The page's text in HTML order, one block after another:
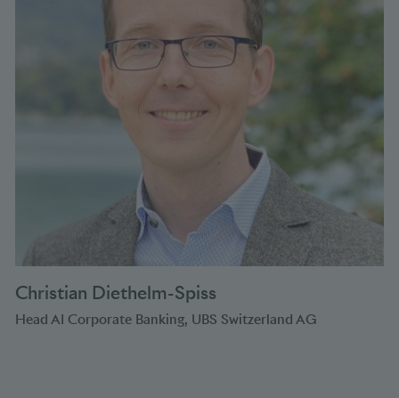
Christian Diethelm-Spiss
Head AI Corporate Banking, UBS Switzerland AG